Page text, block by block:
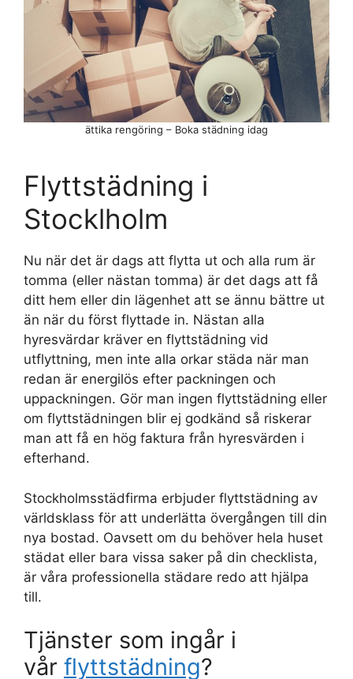
Flyttstädning i
Stocklholm
Nu när det är dags att flytta ut och alla rum är
tomma (eller nästan tomma) är det dags att få
ditt hem eller din lägenhet att se ännu bättre ut
än när du först flyttade in. Nästan alla
hyresvärdar kräver en flyttstädning vid
utflyttning, men inte alla orkar städa när man
redan är energilös efter packningen och
uppackningen. Gör man ingen flyttstädning eller
om flyttstädningen blir ej godkänd så riskerar
man att få en hög faktura från hyresvärden i
efterhand.
Stockholmsstädfirma erbjuder flyttstädning av
världsklass för att underlätta övergången till din
nya bostad. Oavsett om du behöver hela huset
städat eller bara vissa saker på din checklista,
är våra professionella städare redo att hjälpa
till.
Tjänster som ingår i
vår flyttstädning?
ättika rengöring – Boka städning idag